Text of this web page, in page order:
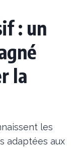
: un
la
les
adaptées aux